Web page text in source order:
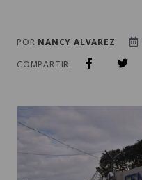
POR NANCY ALVAREZ
COMPARTIR: